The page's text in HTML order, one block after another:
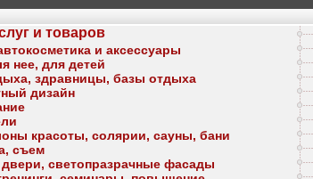
и товаров
и аксессуары
нее, для детей
здравницы, базы отдыха
дизайн
красоты, солярии, сауны, бани
съем
светопразрачные фасады